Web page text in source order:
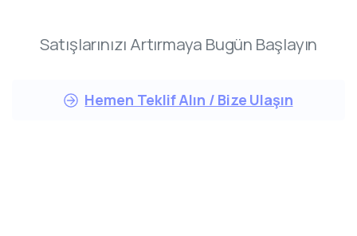
Satışlarınızı Artırmaya Bugün Başlayın
Hemen Teklif Alın / Bize Ulaşın